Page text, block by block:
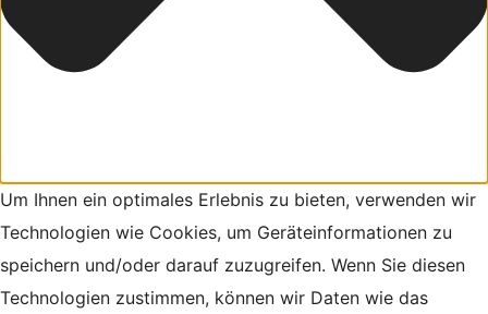
Um Ihnen ein optimales Erlebnis zu bieten, verwenden wir
Technologien wie Cookies, um Geräteinformationen zu
speichern und/oder darauf zuzugreifen. Wenn Sie diesen
Technologien zustimmen, können wir Daten wie das